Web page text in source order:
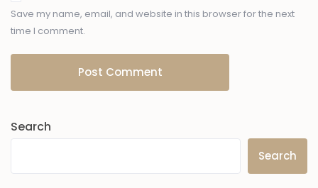
Save my name, email, and website in this browser for the next
time I comment.
Search
Search